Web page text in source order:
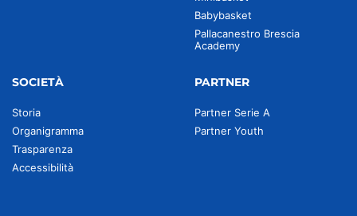
Babybasket
Pallacanestro Brescia
Academy
SOCIETÀ
Storia
Organigramma
Trasparenza
Accessibilità
PARTNER
Partner Serie A
Partner Youth